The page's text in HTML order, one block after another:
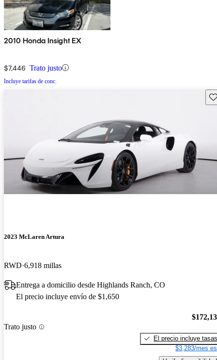
2010 Honda Insight EX
$7,446 Trato justo
Incluye tarifas de conc.
2023 McLaren Artura
RWD 6,918 millas
Entrega a domicilio desde Highlands Ranch, CO
El precio incluye envío de $1,650
Trato justo
El precio incluye tasas
$3,283/mes